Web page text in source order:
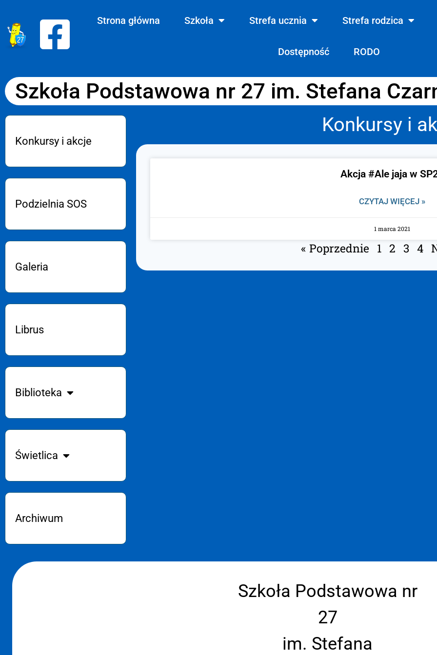
Strona główna Szkoła Strefa ucznia Strefa rodzica
Dostępność RODO
Szkoła Podstawowa nr 27 im. Stefana
Konkursy i akcje
Podzielnia SOS
Galeria
Librus
Biblioteka
Świetlica
Archiwum
Konkursy i
Akcja #Ale jaja w
CZYTAJ WIĘCEJ »
1 marca 2021
« Poprzednie 1 2 3 4
Szkoła Podstawowa nr
27
im. Stefana